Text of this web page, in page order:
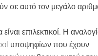
σε αυτό τον μεγάλο
επιλεκτικοί. Η
υποψηφίων που έχουν